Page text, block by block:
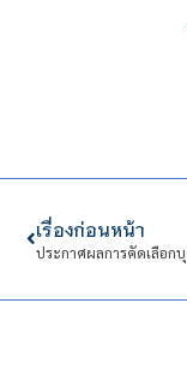
เรื่องก่อนหน้า